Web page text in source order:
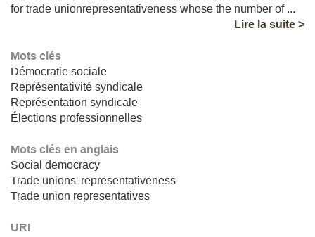
for trade unionrepresentativeness whose the number of ...
Lire la suite >
Mots clés
Démocratie sociale
Représentativité syndicale
Représentation syndicale
Élections professionnelles
Mots clés en anglais
Social democracy
Trade unions' representativeness
Trade union representatives
URI